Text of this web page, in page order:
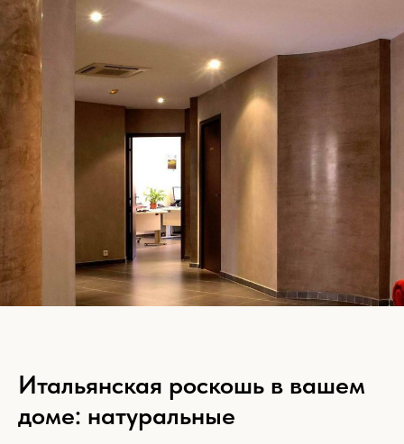
Итальянская роскошь в вашем
доме: натуральные